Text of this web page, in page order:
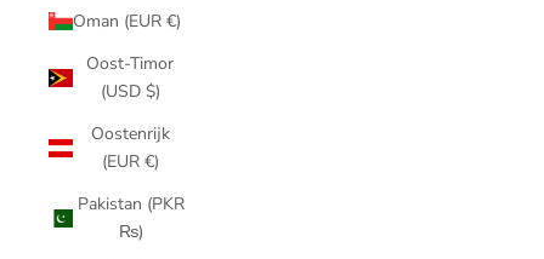
Oman (EUR €)
Oost-Timor
(USD $)
Oostenrijk
(EUR €)
Pakistan (PKR
₨)